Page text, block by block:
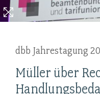
dbb Jahrestagung
Müller über